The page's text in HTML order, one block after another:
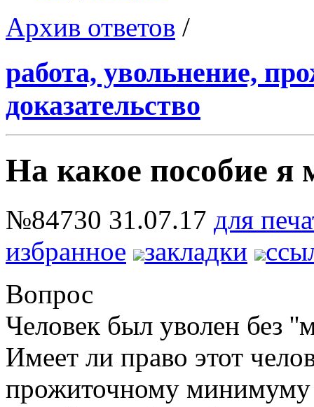
Архив ответов /
работа, увольнение,
доказательство
На какое пособие я
№84730 31.07.17 для
избранное
закладки
Вопрос
Человек был уволен без
Имеет ли право этот
прожиточному минимуму